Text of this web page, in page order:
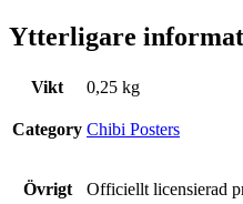
Ytterligare
Vikt 0,25 kg
Category Chibi Posters
Övrigt Officiellt licensierad